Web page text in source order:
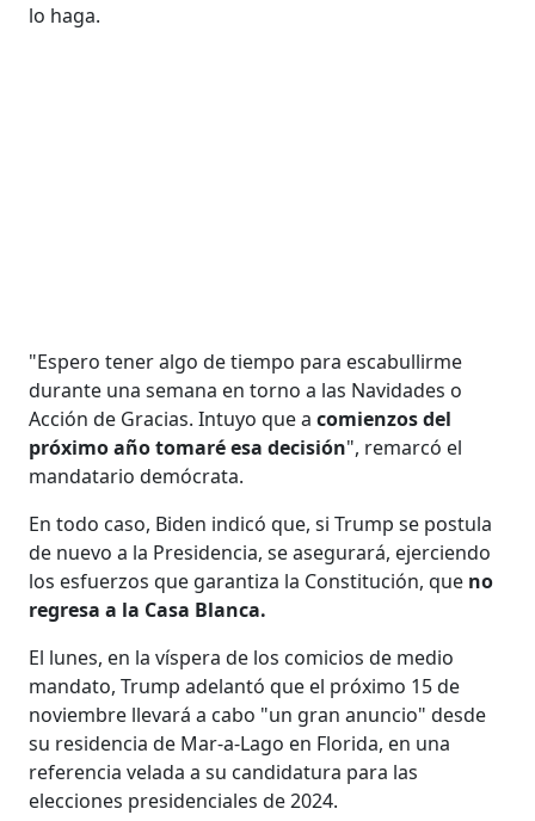
lo haga.
"Espero tener algo de tiempo para escabullirme
durante una semana en torno a las Navidades o
Acción de Gracias. Intuyo que acomienzos del
próximo año tomaré esa decisión", remarcó el
mandatario demócrata.
En todo caso, Biden indicó que, si Trump se postula
de nuevo a la Presidencia, se asegurará, ejerciendo
los esfuerzos que garantiza la Constitución, que no
regresa a la Casa Blanca.
El lunes, en la víspera de los comicios de medio
mandato, Trump adelantó que el próximo 15 de
noviembre llevará a cabo "un gran anuncio" desde
su residencia de Mar-a-Lago en Florida, en una
referencia velada a su candidatura para las
elecciones presidenciales de 2024.